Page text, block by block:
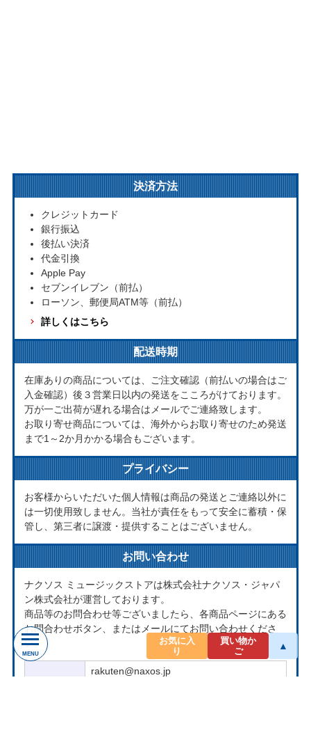
決済方法
クレジットカード
銀行振込
後払い決済
代金引換
Apple Pay
セブンイレブン（前払）
ローソン、郵便局ATM等（前払）
詳しくはこちら
配送時期
在庫ありの商品については、ご注文確認（前払いの場合はご
入金確認）後３営業日以内の発送をこころがけております。
万が一ご出荷が遅れる場合はメールでご連絡致します。
お取り寄せ商品については、海外からお取り寄せのため発送
まで1～2か月かかる場合もございます。
プライバシー
お客様からいただいた個人情報は商品の発送とご連絡以外に
は一切使用致しません。当社が責任をもって安全に蓄積・保
管し、第三者に譲渡・提供することはございません。
お問い合わせ
ナクソス ミュージックストアは株式会社ナクソス・ジャパ
ン株式会社が運営しております。
商品等のお問合わせ等ございましたら、各商品ページにある
お問合わせボタン、またはメールにてお問い合わせくださ
い。
rakuten@naxos.jp
MENU
お気に入
り
買い物か
ご
▲